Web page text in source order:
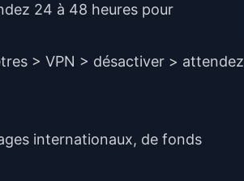
24 à 48 heures pour
> VPN > désactiver > attendez
internationaux, de fonds